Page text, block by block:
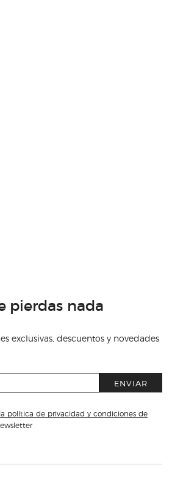
pierdas nada
exclusivas, descuentos y novedades
ENVIAR
la política de privacidad y condiciones de